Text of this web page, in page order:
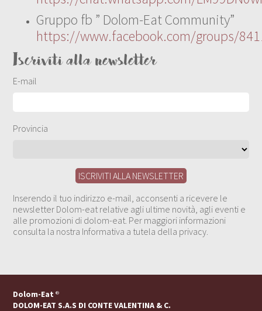
Gruppo fb ” Dolom-Eat Community”
https://www.facebook.com/groups/
Iscriviti alla newsletter
E-mail
Provincia
Inserendo il tuo indirizzo e-mail, acconsenti a ricevere le
newsletter Dolom-eat relative agli ultime novità, agli eventi e
alle promozioni di dolom-eat. Per maggiori informazioni
consulta la nostra Informativa a tutela della privacy.
Dolom-Eat ®
DOLOM-EAT S.A.S DI CONTE VALENTINA & C.